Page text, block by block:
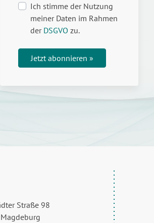
Ich stimme der Nutzung
meiner Daten im Rahmen
der DSGVO zu.
Straße 98